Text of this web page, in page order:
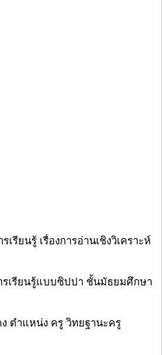
รียนรู้ เรื่องการอ่านเชิงวิเคราะห์
เรียนรู้แบบซิปปา ชั้นมัธยมศึกษา
ตำแหน่ง ครู วิทยฐานะครู